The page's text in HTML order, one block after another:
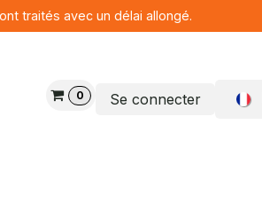
traités avec un délai allongé.
0 Se connecter